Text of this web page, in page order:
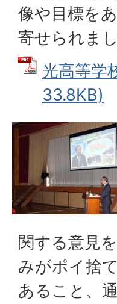
像や目標を
寄せられまし
光高等学
33.8KB)
関する意見
みがポイ捨
あること、